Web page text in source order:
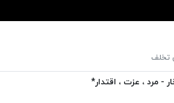
تخلف